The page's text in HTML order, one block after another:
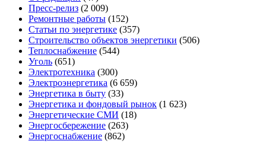
Пресс-релиз (2 009)
Ремонтные работы (152)
Статьи по энергетике (357)
Строительство объектов энергетики (506)
Теплоснабжение (544)
Уголь (651)
Электротехника (300)
Электроэнергетика (6 659)
Энергетика в быту (33)
Энергетика и фондовый рынок (1 623)
Энергетические СМИ (18)
Энергосбережение (263)
Энергоснабжение (862)